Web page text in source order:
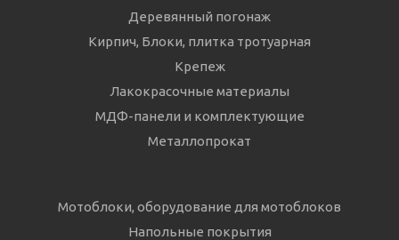
Деревянный погонаж
Кирпич, Блоки, плитка тротуарная
Крепеж
Лакокрасочные материалы
МДФ-панели и комплектующие
Металлопрокат
Мотоблоки, оборудование для мотоблоков
Напольные покрытия